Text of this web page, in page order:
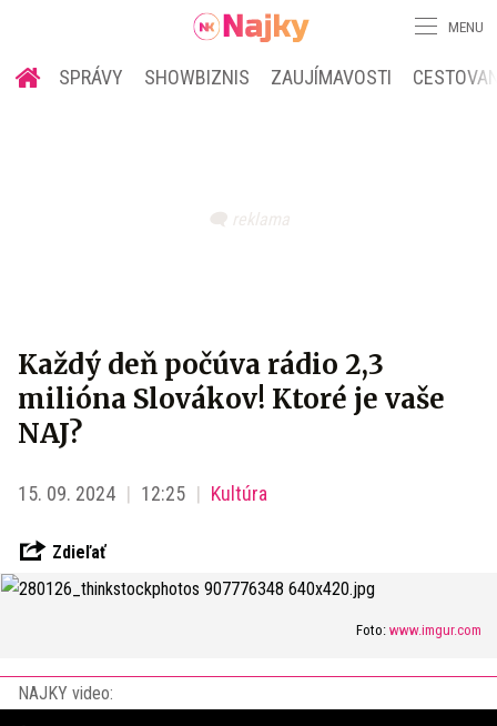
MENU
SPRÁVY SHOWBIZNIS ZAUJÍMAVOSTI
Každý deň počúva rádio 2,3
milióna Slovákov! Ktoré je vaše
NAJ?
15. 09. 2024 12:25 Kultúra
Zdieľať
Foto: www.imgur.com
NAJKY video: